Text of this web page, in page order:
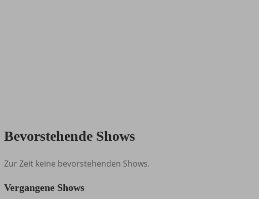
Bevorstehende Shows
Zur Zeit keine bevorstehenden Shows.
Vergangene Shows